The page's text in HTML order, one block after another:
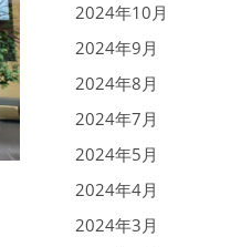
2024年10月
2024年9月
2024年8月
2024年7月
2024年5月
2024年4月
2024年3月